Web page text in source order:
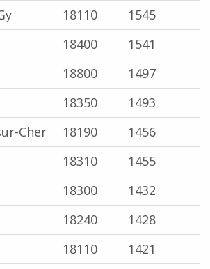
18110
1545
18400
1541
18800
1497
18350
1493
Cher
18190
1456
18310
1455
18300
1432
18240
1428
18110
1421